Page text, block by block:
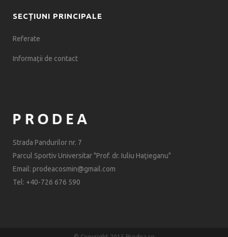
SECȚIUNI PRINCIPALE
Referate
Informații de contact
Strada Pandurilor nr. 7
Parcul Sportiv Universitar "Prof. dr. Iuliu Haţieganu"
Email: prodeacosmin@gmail.com
Tel: +40-726 676 590